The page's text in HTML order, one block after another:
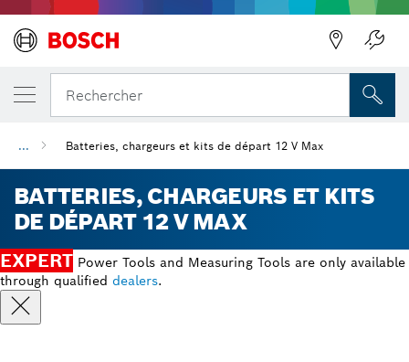
Rechercher
... Batteries, chargeurs et kits de départ 12 V Max
BATTERIES, CHARGEURS ET KITS
DE DÉPART 12 V MAX
EXPERT Power Tools and Measuring Tools are only available
through qualified dealers.